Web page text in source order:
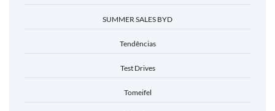
SUMMER SALES BYD
Tendências
Test Drives
Tomeifel